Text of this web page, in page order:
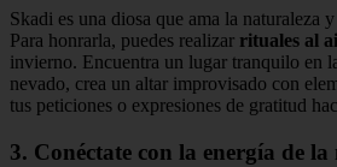
Skadi es una diosa que ama la naturaleza
Para honrarla, puedes realizar rituales al
invierno. Encuentra un lugar tranquilo en
nevado, crea un altar improvisado con
tus peticiones o expresiones de gratitud
3. Conéctate con la energía de la